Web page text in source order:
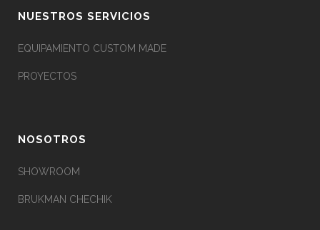
NUESTROS SERVICIOS
EQUIPAMIENTO CUSTOM MADE
PROYECTOS
NOSOTROS
SHOWROOM
BRUKMAN CHECHIK